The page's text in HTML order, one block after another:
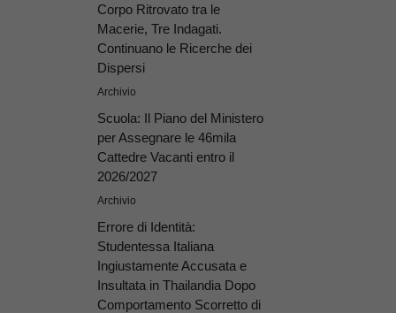
Corpo Ritrovato tra le
Macerie, Tre Indagati.
Continuano le Ricerche dei
Dispersi
Archivio
Scuola: Il Piano del Ministero
per Assegnare le 46mila
Cattedre Vacanti entro il
2026/2027
Archivio
Errore di Identità:
Studentessa Italiana
Ingiustamente Accusata e
Insultata in Thailandia Dopo
Comportamento Scorretto di